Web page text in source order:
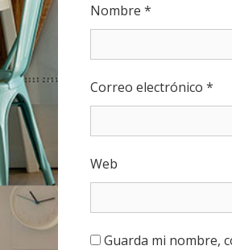
Nombre *
Correo electrónico *
Web
Guarda mi nombre,